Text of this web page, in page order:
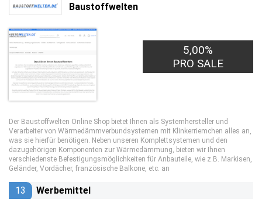
Baustoffwelten
5,00%
PRO SALE
Der Baustoffwelten Online Shop bietet Ihnen als Systemhersteller und
Verarbeiter von Wärmedämmverbundsystemen mit Klinkerriemchen alles an,
was sie hierfür benötigen. Neben unseren Komplettsystemen und den
dazugehörigen Komponenten zur Wärmedämmung, bieten wir Ihnen
verschiedenste Befestigungsmöglichkeiten für Anbauteile, wie z.B. Markisen,
Geländer, Vordächer, französische Balkone, etc. an
13 Werbemittel